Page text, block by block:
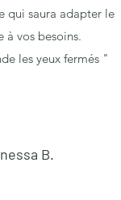
qui saura adapter le
à vos besoins.
les yeux fermés "
B.